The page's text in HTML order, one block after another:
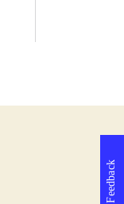
Feedback